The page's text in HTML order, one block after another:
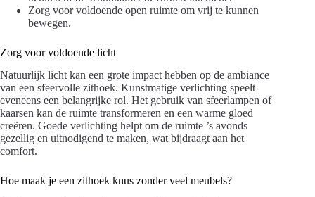
Zorg voor voldoende open ruimte om vrij te kunnen
bewegen.
Zorg voor voldoende licht
Natuurlijk licht kan een grote impact hebben op de ambiance
van een sfeervolle zithoek. Kunstmatige verlichting speelt
eveneens een belangrijke rol. Het gebruik van sfeerlampen of
kaarsen kan de ruimte transformeren en een warme gloed
creëren. Goede verlichting helpt om de ruimte ’s avonds
gezellig en uitnodigend te maken, wat bijdraagt aan het
comfort.
Hoe maak je een zithoek knus zonder veel meubels?